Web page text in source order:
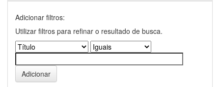
Adicionar filtros:
Utilizar filtros para refinar o resultado de busca.